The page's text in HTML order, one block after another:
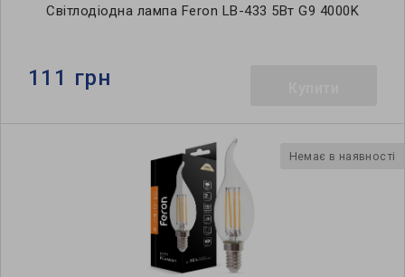
Світлодіодна лампа Feron LB-433 5Вт G9 4000K
111 грн
Немає в наявності